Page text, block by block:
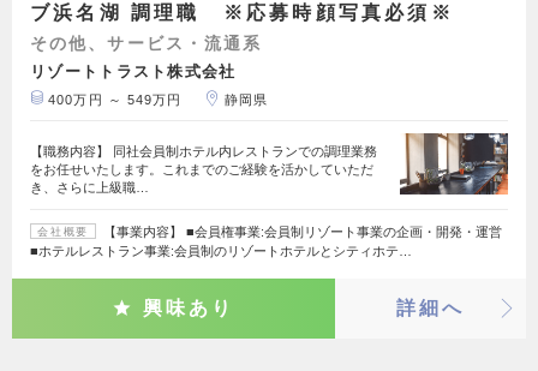
ブ浜名湖 調理職 ※応募時顔写真必須※
その他、サービス・流通系
リゾートトラスト株式会社
400万円 ～ 549万円 静岡県
【職務内容】 同社会員制ホテル内レストランでの調理業務
をお任せいたします。これまでのご経験を活かしていただ
き、さらに上級職…
会社概要
【事業内容】 ■会員権事業:会員制リゾート事業の企画・開発・運営
■ホテルレストラン事業:会員制のリゾートホテルとシティホテ…
興味あり 詳細へ